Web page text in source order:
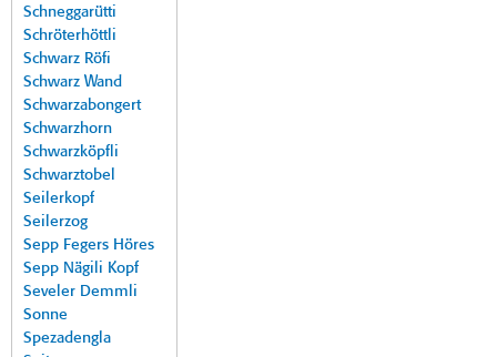
Schneggarütti
Schröterhöttli
Schwarz Röfi
Schwarz Wand
Schwarzabongert
Schwarzhorn
Schwarzköpfli
Schwarztobel
Seilerkopf
Seilerzog
Sepp Fegers Höres
Sepp Nägili Kopf
Seveler Demmli
Sonne
Spezadengla